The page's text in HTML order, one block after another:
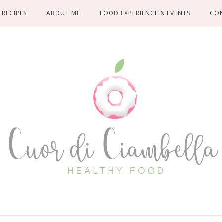
RECIPES ABOUT ME FOOD EXPERIENCE & EVENTS